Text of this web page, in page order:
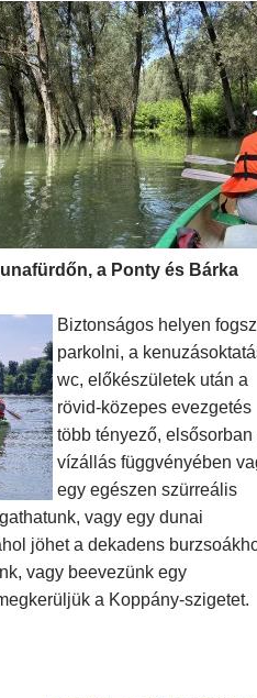
a Ponty és Bárka
Biztonságos helyen fogsz
parkolni, a
wc, előkészületek után a
rövid-közepes evezgetés
több tényező, elsősorban
vízállás függvényében
egy egészen szürreális
vagy egy dunai
jöhet a dekadens
vagy beevezünk egy
a Koppány-szigetet.